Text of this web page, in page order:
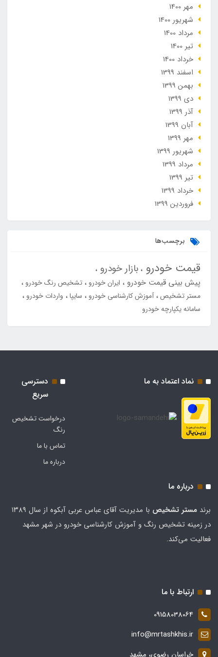
مهر 1400
شهریور 1400
مرداد 1400
تير 1400
خرداد 1400
اسفند 1399
بهمن 1399
دی 1399
آذر 1399
آبان 1399
مهر 1399
شهریور 1399
مرداد 1399
تير 1399
خرداد 1399
فروردین 1399
برچسب‌ها
قیمت خودرو بازار خودرو
پیش بینی قیمت خودرو ایران خودرو
تشخیص رنگ خودرو
مستر تشخیص آموزش کارشناسی خودرو سایپا
واردات خودرو
سامانه یکپارچه خودرو
نماد اعتماد به ما
دسترسی
سریع
درخواست تشخیص
رنگ
تماس با ما
درباره ما
درباره ما
برند مستر تشخيص
با مدیریت آقای عباس عربی آبکوه از سال ۱۳۸۹
در زمینه تشخیص رنگ و آموزش کارشناسی خودرو در شهر مشهد
فعالیت می‌کند.
ارتباط با ما
09158038064
info@mrtashkhis.ir
خراسان رضوی، مشهد